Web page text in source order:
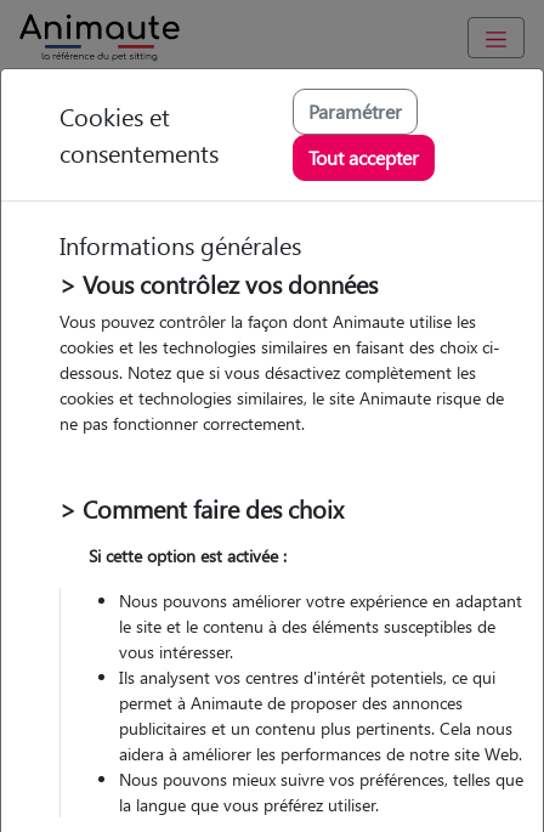
Animaute Provence Alpes Côte d'Azur /Bouches-du-Rhône
Marseille 13e Arrondissement
Nabila - Petsitter à
MARSEILLE 13
• 24 ans
2 animaux
Contacter
L'envoi d'une demande est sans engagement
Cookies et
consentements
Paramétrer
Tout accepter
Informations générales
> Vous contrôlez vos données
Vous pouvez contrôler la façon dont Animaute utilise les
cookies et les technologies similaires en faisant des choix ci-
dessous. Notez que si vous désactivez complètement les
cookies et technologies similaires, le site Animaute risque de
ne pas fonctionner correctement.
> Comment faire des choix
Si cette option est activée :
Nous pouvons améliorer votre expérience en adaptant
le site et le contenu à des éléments susceptibles de
vous intéresser.
Ils analysent vos centres d'intérêt potentiels, ce qui
permet à Animaute de proposer des annonces
publicitaires et un contenu plus pertinents. Cela nous
aidera à améliorer les performances de notre site Web.
Nous pouvons mieux suivre vos préférences, telles que
la langue que vous préférez utiliser.